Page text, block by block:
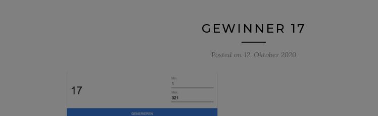
GEWINNER 17
Posted on 12. Oktober 2020